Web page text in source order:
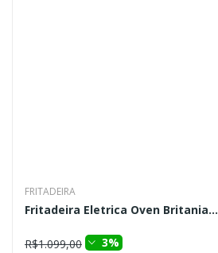
FRITADEIRA
Fritadeira Eletrica Oven Britania...
R$1.099,00 3%